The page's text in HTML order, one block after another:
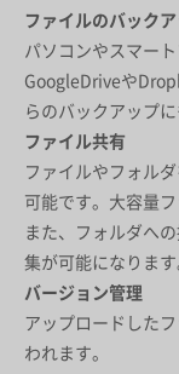
ファイルのバック
パソコンやスマー
GoogleDriveや
らのバックアップ
ファイル共有
ファイルやフォル
可能です。大容量
また、フォルダへ
集が可能になります
バージョン管理
アップロードした
われます。